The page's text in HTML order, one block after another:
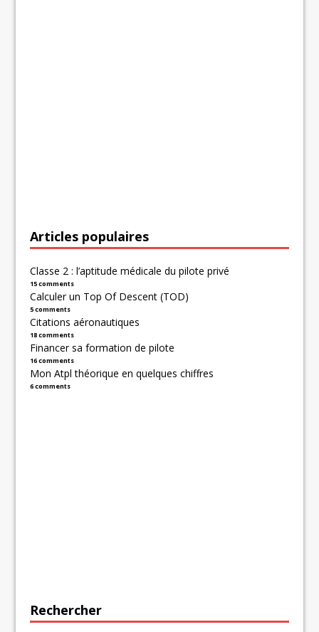
Articles populaires
Classe 2 : l’aptitude médicale du pilote privé
15 comments
Calculer un Top Of Descent (TOD)
5 comments
Citations aéronautiques
18 comments
Financer sa formation de pilote
16 comments
Mon Atpl théorique en quelques chiffres
6 comments
Rechercher